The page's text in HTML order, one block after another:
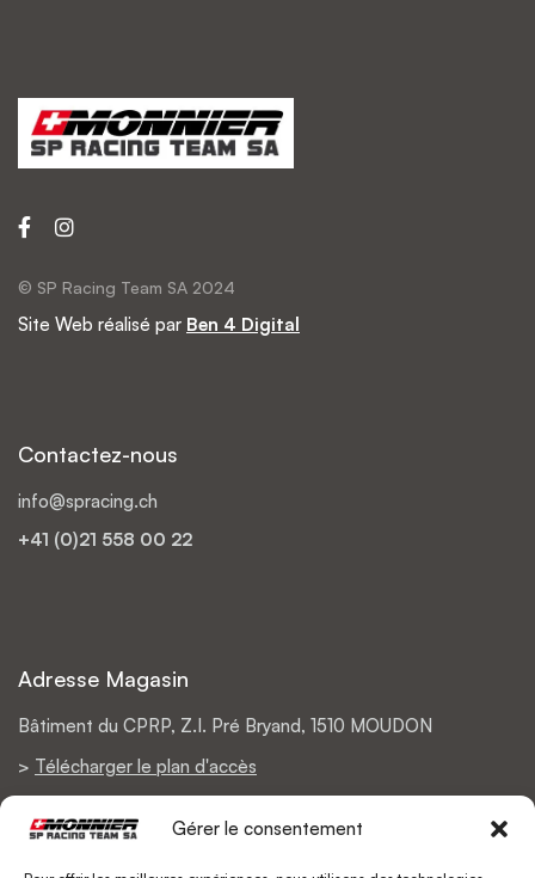
Gérer le consentement
© SP Racing Team SA 2024
Site Web réalisé par Ben 4 Digital
Contactez-nous
info@spracing.ch
+41 (0)21 558 00 22
Adresse Magasin
Bâtiment du CPRP, Z.I. Pré Bryand, 1510 MOUDON
> Télécharger le plan d'accès